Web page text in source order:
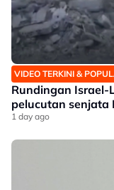
VIDEO TERKINI &
Rundingan Israel-
pelucutan senjata
1 day ago